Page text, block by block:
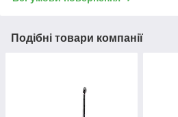
Подібні товари компанії